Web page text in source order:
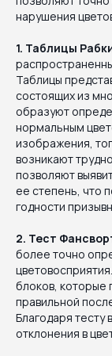
нарушения
1. Таблицы
Таблицы
состоящих из
образуют
нормальным
изображения,
возникают
позволяют
ее степень, что
годности
2. Тест
более точно
блоков, которые
правильной
Благодаря тесту
отклонения в